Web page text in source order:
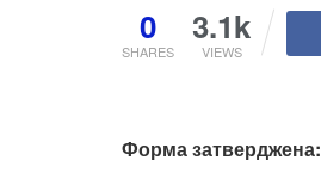
0
SHARES
3.1k
VIEWS
Форма затверджена: